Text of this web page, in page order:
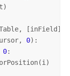
[inField])
0):
0: